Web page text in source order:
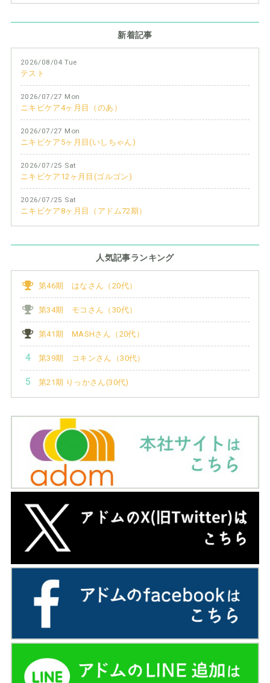
新着記事
2026/08/04 Tue
テスト
2026/07/27 Mon
ニキビケア4ヶ月目（のあ）
2026/07/27 Mon
ニキビケア5ヶ月目(いしちゃん)
2026/07/25 Sat
ニキビケア12ヶ月目(ゴルゴン)
2026/07/25 Sat
ニキビケア8ヶ月目（アドム72期）
人気記事ランキング
第46期 はなさん（20代）
第34期 モコさん（30代）
第41期 MASHさん（20代）
第39期 コキンさん（30代）
第21期 りっかさん(30代)